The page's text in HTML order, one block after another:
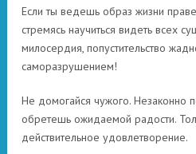
Если ты ведешь образ жизни
стремясь научиться видеть всех
милосердия, попустительство
саморазрушением!
Не домогайся чужого. Незаконно
обретешь ожидаемой радости.
действительное удовлетворение.